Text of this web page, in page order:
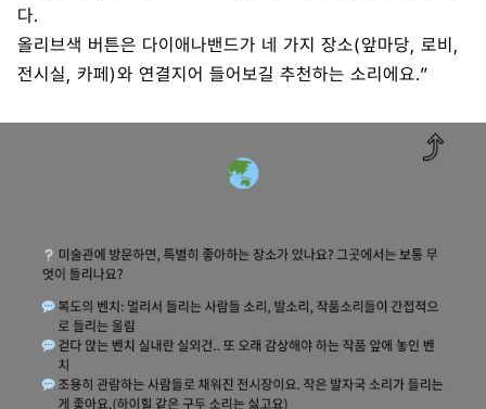
다.
올리브색 버튼은 다이애나밴드가 네 가지 장소(앞마당, 로비,
전시실, 카페)와 연결지어 들어보길 추천하는 소리에요.”